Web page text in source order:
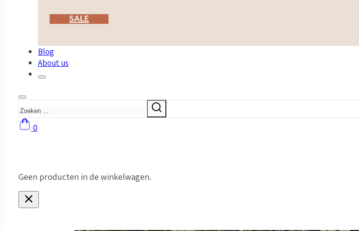
SALE
Blog
About us
0
Geen producten in de winkelwagen.